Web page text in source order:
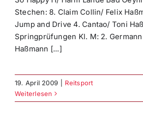
Stechen: 8. Claim Collin/ Felix
Jump and Drive 4. Cantao/ Toni
Springprüfungen Kl. M: 2.
Haßmann [...]
19. April 2009
Reitsport
Weiterlesen